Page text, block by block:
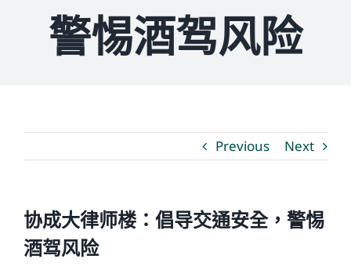
客户赞誉
常见问题
博客
温馨提示
警惕酒驾风险
Previous Next
协成大律师楼：倡导交通安全，警惕
酒驾风险